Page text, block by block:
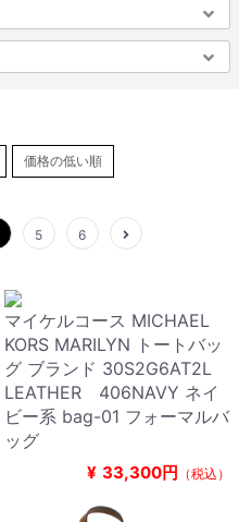
価格の低い順
5 6
マイケルコース MICHAEL
KORS MARILYN トートバッ
グ ブランド 30S2G6AT2L
LEATHER 406NAVY ネイ
ビー系 bag-01 フォーマルバ
ッグ
¥ 33,300円 （税込）